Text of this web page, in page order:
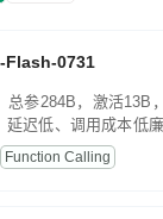
Flash-0731
总参284B，激活13B
延迟低、调用成本低
合日常对话、内容
景。
Function Calling